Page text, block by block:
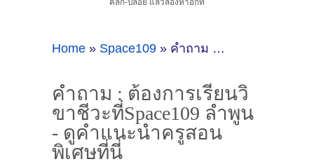
Home » Space109 » คำถาม : ต้องการเรียนวิขาชีวะที่Space109 ลำพูน - ดูคำแนะนำครูสอนพิเศษที่นี่
คำถาม : ต้องการเรียนวิ
ขาชีวะที่Space109 ลำพูน
- ดูคำแนะนำครูสอน
พิเศษที่นี่